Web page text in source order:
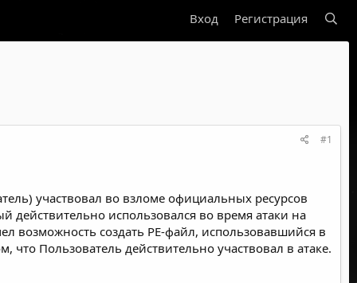
Вход Регистрация
#1
участвовал во взломе официальных ресурсов
действительно использовался во время атаки на
возможность создать PE-файл, использовавшийся в
что Пользователь действительно участвовал в атаке.